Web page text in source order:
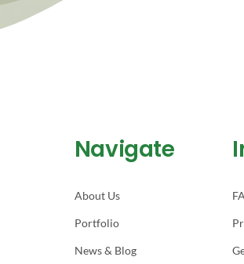
Navigate
About Us
Portfolio
News & Blog